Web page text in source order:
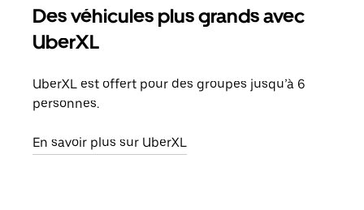
Des véhicules plus grands avec
UberXL
UberXL est offert pour des groupes jusqu’à 6
personnes.
En savoir plus sur UberXL